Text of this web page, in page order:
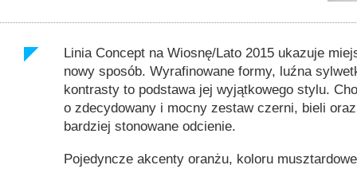
Linia Concept na Wiosnę/Lato 2015 ukazuje
nowy sposób. Wyrafinowane formy, luźna
kontrasty to podstawa jej wyjątkowego stylu.
o zdecydowany i mocny zestaw czerni, bieli
bardziej stonowane odcienie.
Pojedyncze akcenty oranżu, koloru